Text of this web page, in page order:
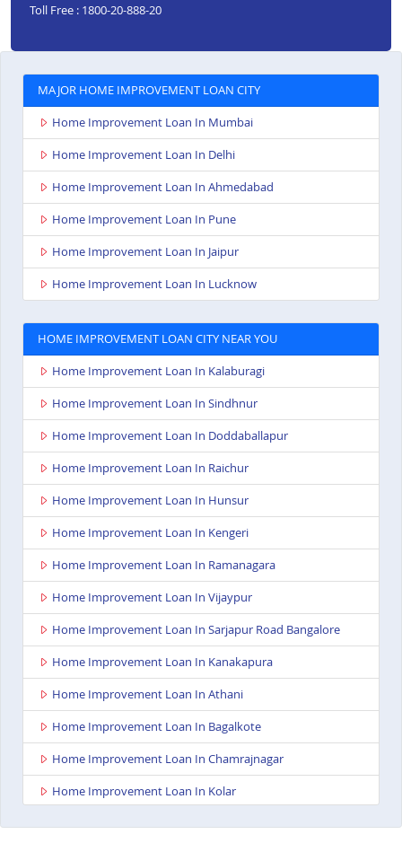
Toll Free : 1800-20-888-20
MAJOR HOME IMPROVEMENT LOAN CITY
Home Improvement Loan In Mumbai
Home Improvement Loan In Delhi
Home Improvement Loan In Ahmedabad
Home Improvement Loan In Pune
Home Improvement Loan In Jaipur
Home Improvement Loan In Lucknow
HOME IMPROVEMENT LOAN CITY NEAR YOU
Home Improvement Loan In Kalaburagi
Home Improvement Loan In Sindhnur
Home Improvement Loan In Doddaballapur
Home Improvement Loan In Raichur
Home Improvement Loan In Hunsur
Home Improvement Loan In Kengeri
Home Improvement Loan In Ramanagara
Home Improvement Loan In Vijaypur
Home Improvement Loan In Sarjapur Road Bangalore
Home Improvement Loan In Kanakapura
Home Improvement Loan In Athani
Home Improvement Loan In Bagalkote
Home Improvement Loan In Chamrajnagar
Home Improvement Loan In Kolar